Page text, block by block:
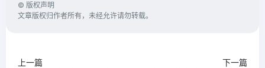
© 版权声明
文章版权归作者所有，未经允许请勿转载。
上一篇 下一篇